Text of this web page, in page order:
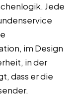
Jede
im Design
in der
dass er die